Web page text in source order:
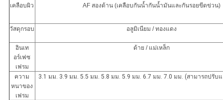
เคลือบผิว
AF สองด้าน (เคลือบกันน้ำกันน้ำมันและกันรอยขีดข่วน)
วัสดุกรอบ อลูมิเนียม / ทองแดง
อินเท
อร์เฟซ
เฟรม
ด้าย / แม่เหล็ก
ความ
หนาของ
เฟรม
3.1 มม. 3.9 มม. 5.5 มม. 5.8 มม. 5.9 มม. 6.7 มม. 7.0 มม. (สามารถปรับ